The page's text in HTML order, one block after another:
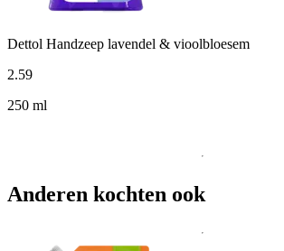
Dettol Handzeep lavendel & vioolbloesem
2.59
250 ml
Anderen kochten ook